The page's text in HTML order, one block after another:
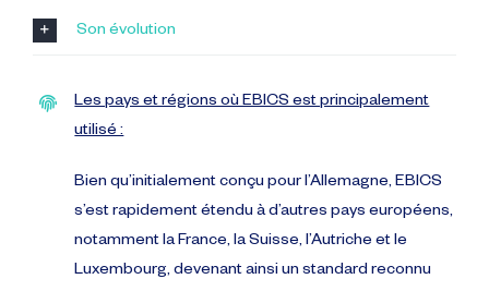
Son évolution
Les pays et régions où EBICS est principalement
utilisé :
Bien qu’initialement conçu pour l’Allemagne, EBICS
s’est rapidement étendu à d’autres pays européens,
notamment la France, la Suisse, l’Autriche et le
Luxembourg, devenant ainsi un standard reconnu